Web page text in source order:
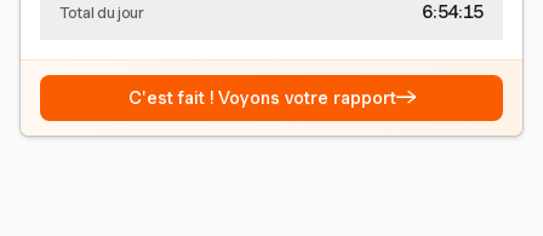
Total du jour 6:54:15
C'est fait ! Voyons votre rapport→